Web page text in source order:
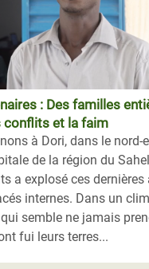
: Des familles
conflits et la faim
à Dori, dans le nord-
de la région du
a explosé ces dernières
internes. Dans un
semble ne jamais
fui leurs terres...